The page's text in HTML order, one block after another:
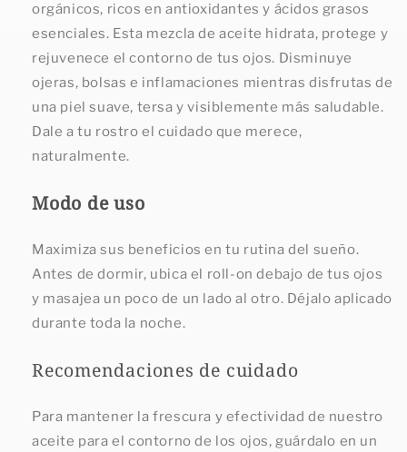
orgánicos, ricos en antioxidantes y ácidos grasos
esenciales. Esta mezcla de aceite hidrata, protege y
rejuvenece el contorno de tus ojos. Disminuye
ojeras, bolsas e inflamaciones mientras disfrutas de
una piel suave, tersa y visiblemente más saludable.
Dale a tu rostro el cuidado que merece,
naturalmente.
Modo de uso
Maximiza sus beneficios en tu rutina del sueño.
Antes de dormir, ubica el roll-on debajo de tus ojos
y masajea un poco de un lado al otro. Déjalo aplicado
durante toda la noche.
Recomendaciones de cuidado
Para mantener la frescura y efectividad de nuestro
aceite para el contorno de los ojos, guárdalo en un